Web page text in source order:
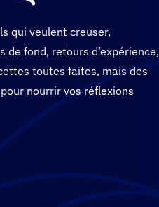
qui veulent creuser,
de fond, retours d’expérience,
toutes faites, mais des
nourrir vos réflexions